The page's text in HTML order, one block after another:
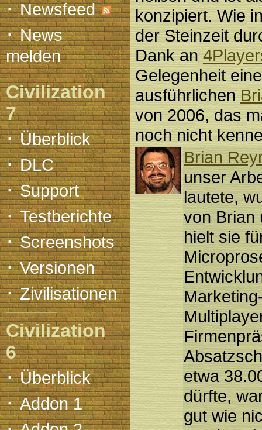
·Newsfeed
·News
melden
Civilization
7
·Überblick
·DLC
·Support
·Testberichte
·Screenshots
·Versionen
·Zivilisationen
Civilization
6
·Überblick
·Addon 1
konzipiert. Wie
der Steinzeit
Dank an
Gelegenheit
ausführlichen
von 2006, das
noch nicht
Brian
unser
lautete,
von Brian
hielt sie
etwa
dürfte,
gut wie